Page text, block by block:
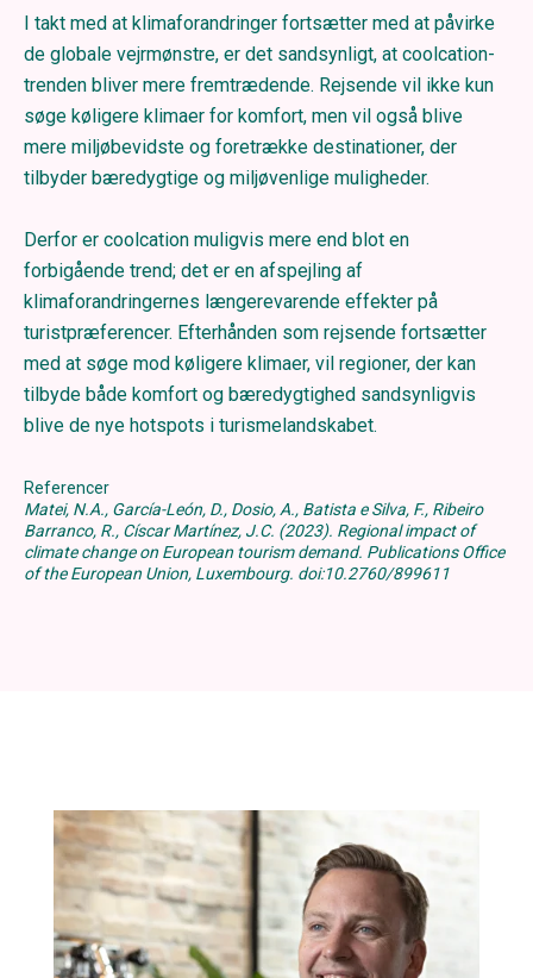
I takt med at klimaforandringer fortsætter med at påvirke
de globale vejrmønstre, er det sandsynligt, at coolcation-
trenden bliver mere fremtrædende. Rejsende vil ikke kun
søge køligere klimaer for komfort, men vil også blive
mere miljøbevidste og foretrække destinationer, der
tilbyder bæredygtige og miljøvenlige muligheder.
Derfor er coolcation muligvis mere end blot en
forbigående trend; det er en afspejling af
klimaforandringernes længerevarende effekter på
turistpræferencer. Efterhånden som rejsende fortsætter
med at søge mod køligere klimaer, vil regioner, der kan
tilbyde både komfort og bæredygtighed sandsynligvis
blive de nye hotspots i turismelandskabet.
Referencer
Matei, N.A., García-León, D., Dosio, A., Batista e Silva, F., Ribeiro
Barranco, R., Císcar Martínez, J.C. (2023). Regional impact of
climate change on European tourism demand. Publications Office
of the European Union, Luxembourg. doi:10.2760/899611